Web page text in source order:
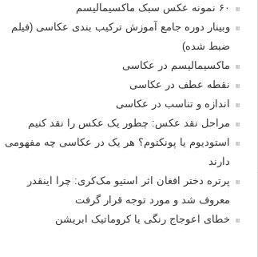
۶۰ نمونه عکس سبک ماکسیمالیسم
وبینار دوره جامع آموزش ترکیب بندی عکاسی (فیلم
ضبط شده)
ماکسیمالیسم در عکاسی
نقطه عطف در عکاسی
اندازه و تناسب در عکاسی
مراحل نقد عکس: چطور یک عکس را نقد کنیم
استودیوم یا پونکتوم؟ هر یک در عکاسی چه مفهومی
دارند
پرتره دختر افغان اثر استیو مک‌کری: چرا اینقدر
معروف شد و مورد توجه قرار گرفت
خطای اعوجاج رنگی یا کروماتیک ابریشن